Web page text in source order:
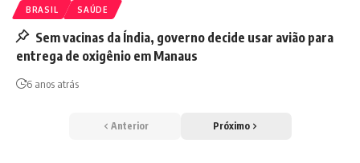
BRASIL SAÚDE
Sem vacinas da Índia, governo decide usar avião para
entrega de oxigênio em Manaus
6 anos atrás
Anterior Próximo